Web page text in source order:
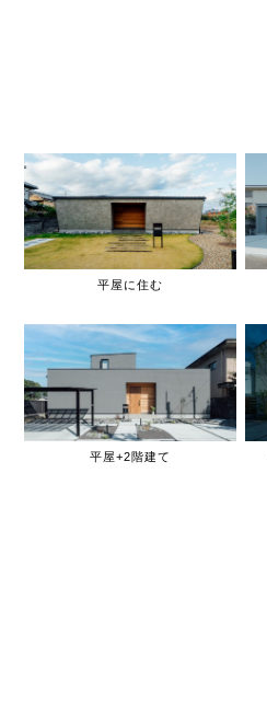
平屋に住む
平屋+2階建て